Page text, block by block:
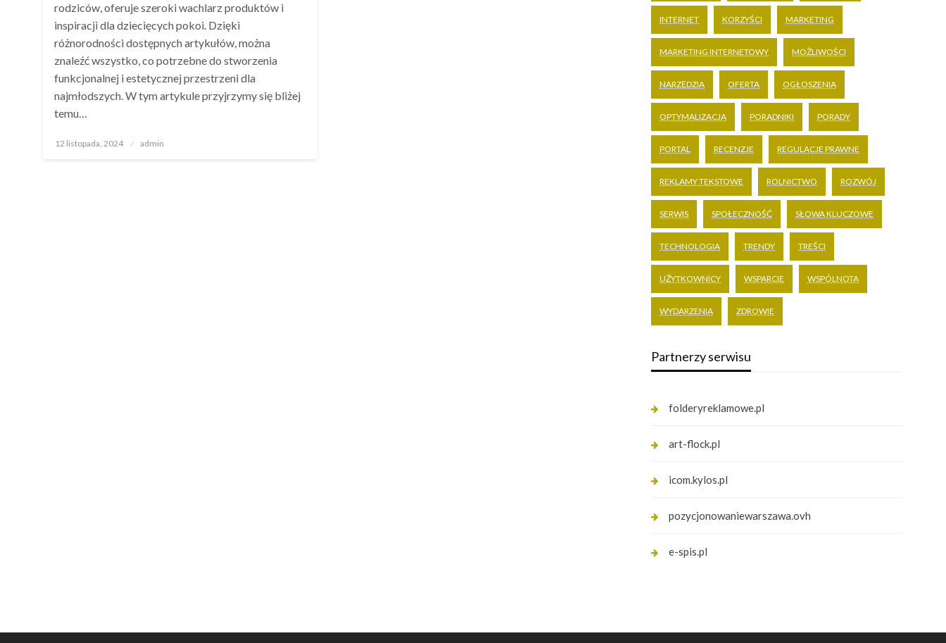
rodziców, oferuje szeroki wachlarz produktów i
inspiracji dla dziecięcych pokoi. Dzięki
różnorodności dostępnych artykułów, można
znaleźć wszystko, co potrzebne do stworzenia
funkcjonalnej i estetycznej przestrzeni dla
najmłodszych. W tym artykule przyjrzymy się bliżej
temu…
Opublikowane
12 listopada, 2024 admin
INTERNET KORZYŚCI MARKETING
MARKETING INTERNETOWY MOŻLIWOŚCI
NARZĘDZIA OFERTA OGŁOSZENIA
OPTYMALIZACJA PORADNIKI PORADY
PORTAL RECENZJE REGULACJE PRAWNE
REKLAMY TEKSTOWE ROLNICTWO ROZWÓJ
SERWIS SPOŁECZNOŚĆ SŁOWA KLUCZOWE
TECHNOLOGIA TRENDY TREŚCI
UŻYTKOWNICY WSPARCIE WSPÓLNOTA
WYDARZENIA ZDROWIE
Partnerzy serwisu
folderyreklamowe.pl
art-flock.pl
icom.kylos.pl
pozycjonowaniewarszawa.ovh
e-spis.pl